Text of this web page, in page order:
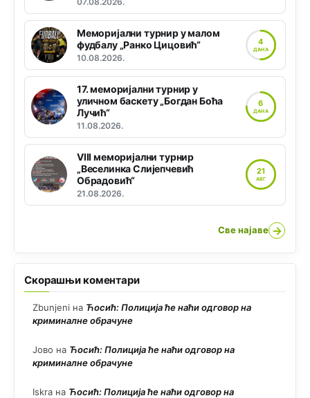
Меморијални турнир у малом
фудбалу „Ранко Цицовић“
10.08.2026.
4
ДАНА
17. меморијални турнир у
уличном баскету „Богдан Боћа
Лучић“
11.08.2026.
6
ДАНА
VIII меморијални турнир
„Веселинка Слијепчевић
Обрадовић“
21.08.2026.
21
АВГ
Све најаве →
Скорашњи коментари
Zbunjeni на Ћосић: Полиција ће наћи одговор на
криминалне обрачуне
Јово на Ћосић: Полиција ће наћи одговор на
криминалне обрачуне
Iskra на Ћосић: Полиција ће наћи одговор на